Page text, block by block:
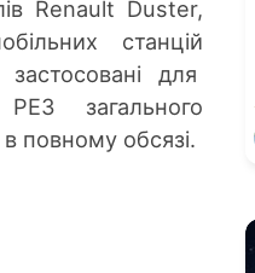
Renault Duster,
станцій
для
загального
повному обсязі.